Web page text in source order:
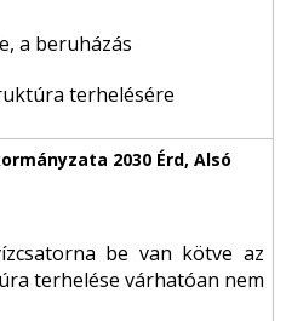
a beruházás
terhelésére
be van kötve az
terhelése várhatóan nem